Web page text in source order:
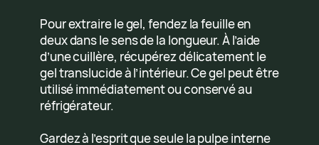
Pour extraire le gel, fendez la feuille en
deux dans le sens de la longueur. À l’aide
d’une cuillère, récupérez délicatement le
gel translucide à l’intérieur. Ce gel peut être
utilisé immédiatement ou conservé au
réfrigérateur.
Gardez à l’esprit que seule la pulpe interne